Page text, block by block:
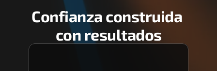
Confianza construida
con resultados